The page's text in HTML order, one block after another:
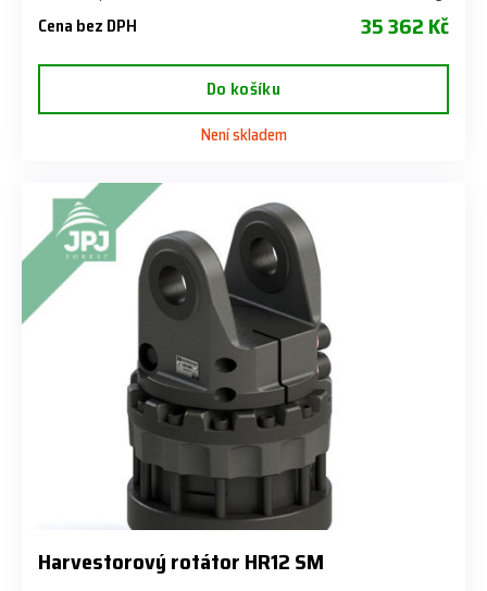
Cena bez DPH 35 362 Kč
Do košíku
Není skladem
Harvestorový rotátor HR12 SM